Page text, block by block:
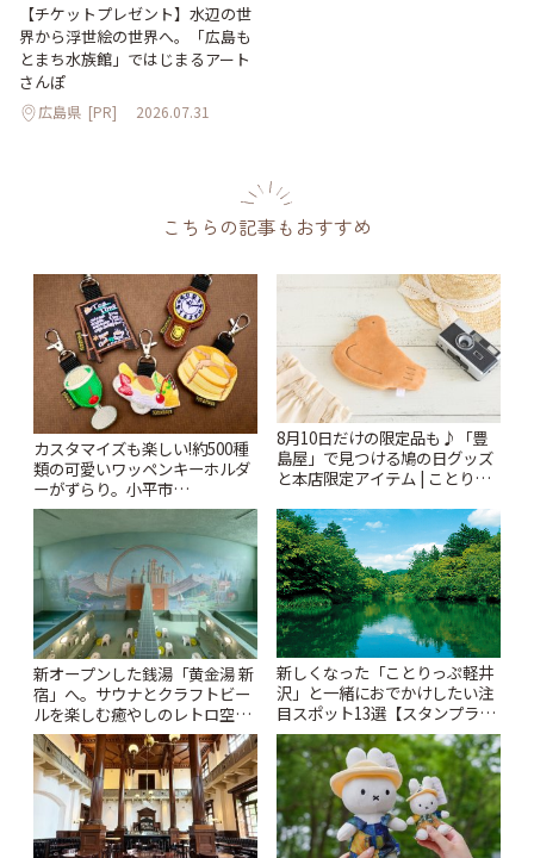
【チケットプレゼント】水辺の世
界から浮世絵の世界へ。「広島も
とまち水族館」ではじまるアート
さんぽ
広島県 [PR] 2026.07.31
こちらの記事もおすすめ
カスタマイズも楽しい!約500種
類の可愛いワッペンキーホルダ
ーがずらり。小平市
「Kimamaya T&K」 | ことりっ
8月10日だけの限定品も♪「豊
島屋」で見つける鳩の日グッズ
と本店限定アイテム | ことりっ
新オープンした銭湯「黄金湯 新
宿」へ。サウナとクラフトビー
ルを楽しむ癒やしのレトロ空間
| ことりっぷ
新しくなった「ことりっぷ軽井
沢」と一緒におでかけしたい注
目スポット13選【スタンプラリ
ー開催中】 | ことりっぷ